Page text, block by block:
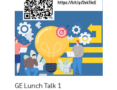
GE Lunch Talk 1